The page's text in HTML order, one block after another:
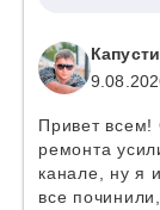
Привет всем!
ремонта
канале, ну я
все